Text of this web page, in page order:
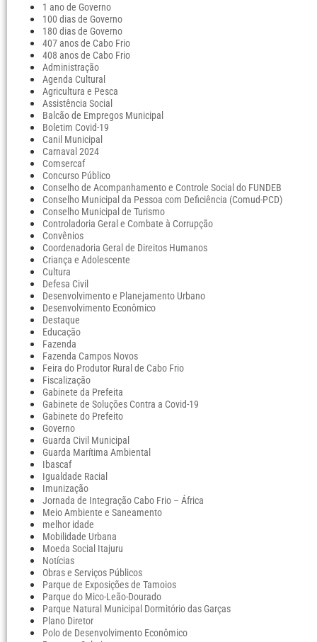
1 ano de Governo
100 dias de Governo
180 dias de Governo
407 anos de Cabo Frio
408 anos de Cabo Frio
Administração
Agenda Cultural
Agricultura e Pesca
Assistência Social
Balcão de Empregos Municipal
Boletim Covid-19
Canil Municipal
Carnaval 2024
Comsercaf
Concurso Público
Conselho de Acompanhamento e Controle Social do FUNDEB
Conselho Municipal da Pessoa com Deficiência (Comud-PCD)
Conselho Municipal de Turismo
Controladoria Geral e Combate à Corrupção
Convênios
Coordenadoria Geral de Direitos Humanos
Criança e Adolescente
Cultura
Defesa Civil
Desenvolvimento e Planejamento Urbano
Desenvolvimento Econômico
Destaque
Educação
Fazenda
Fazenda Campos Novos
Feira do Produtor Rural de Cabo Frio
Fiscalização
Gabinete da Prefeita
Gabinete de Soluções Contra a Covid-19
Gabinete do Prefeito
Governo
Guarda Civil Municipal
Guarda Marítima Ambiental
Ibascaf
Igualdade Racial
Imunização
Jornada de Integração Cabo Frio – África
Meio Ambiente e Saneamento
melhor idade
Mobilidade Urbana
Moeda Social Itajuru
Notícias
Obras e Serviços Públicos
Parque de Exposições de Tamoios
Parque do Mico-Leão-Dourado
Parque Natural Municipal Dormitório das Garças
Plano Diretor
Polo de Desenvolvimento Econômico